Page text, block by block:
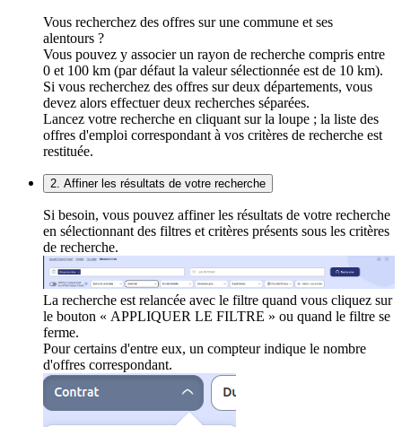
Vous recherchez des offres sur une commune et ses
alentours ?
Vous pouvez y associer un rayon de recherche compris entre
0 et 100 km (par défaut la valeur sélectionnée est de 10 km).
Si vous recherchez des offres sur deux départements, vous
devez alors effectuer deux recherches séparées.
Lancez votre recherche en cliquant sur la loupe ; la liste des
offres d'emploi correspondant à vos critères de recherche est
restituée.
2. Affiner les résultats de votre recherche
Si besoin, vous pouvez affiner les résultats de votre recherche
en sélectionnant des filtres et critères présents sous les critères
de recherche.
La recherche est relancée avec le filtre quand vous cliquez sur
le bouton « APPLIQUER LE FILTRE » ou quand le filtre se
ferme.
Pour certains d'entre eux, un compteur indique le nombre
d'offres correspondant.